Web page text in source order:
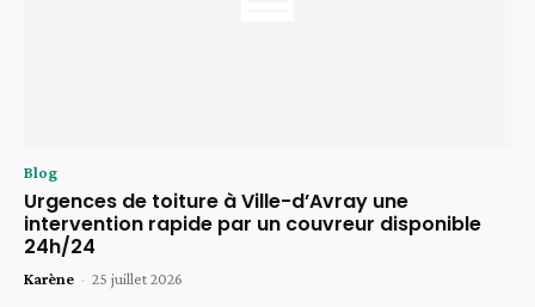
Blog
Urgences de toiture à Ville-d’Avray une
intervention rapide par un couvreur disponible
24h/24
Karène - 25 juillet 2026